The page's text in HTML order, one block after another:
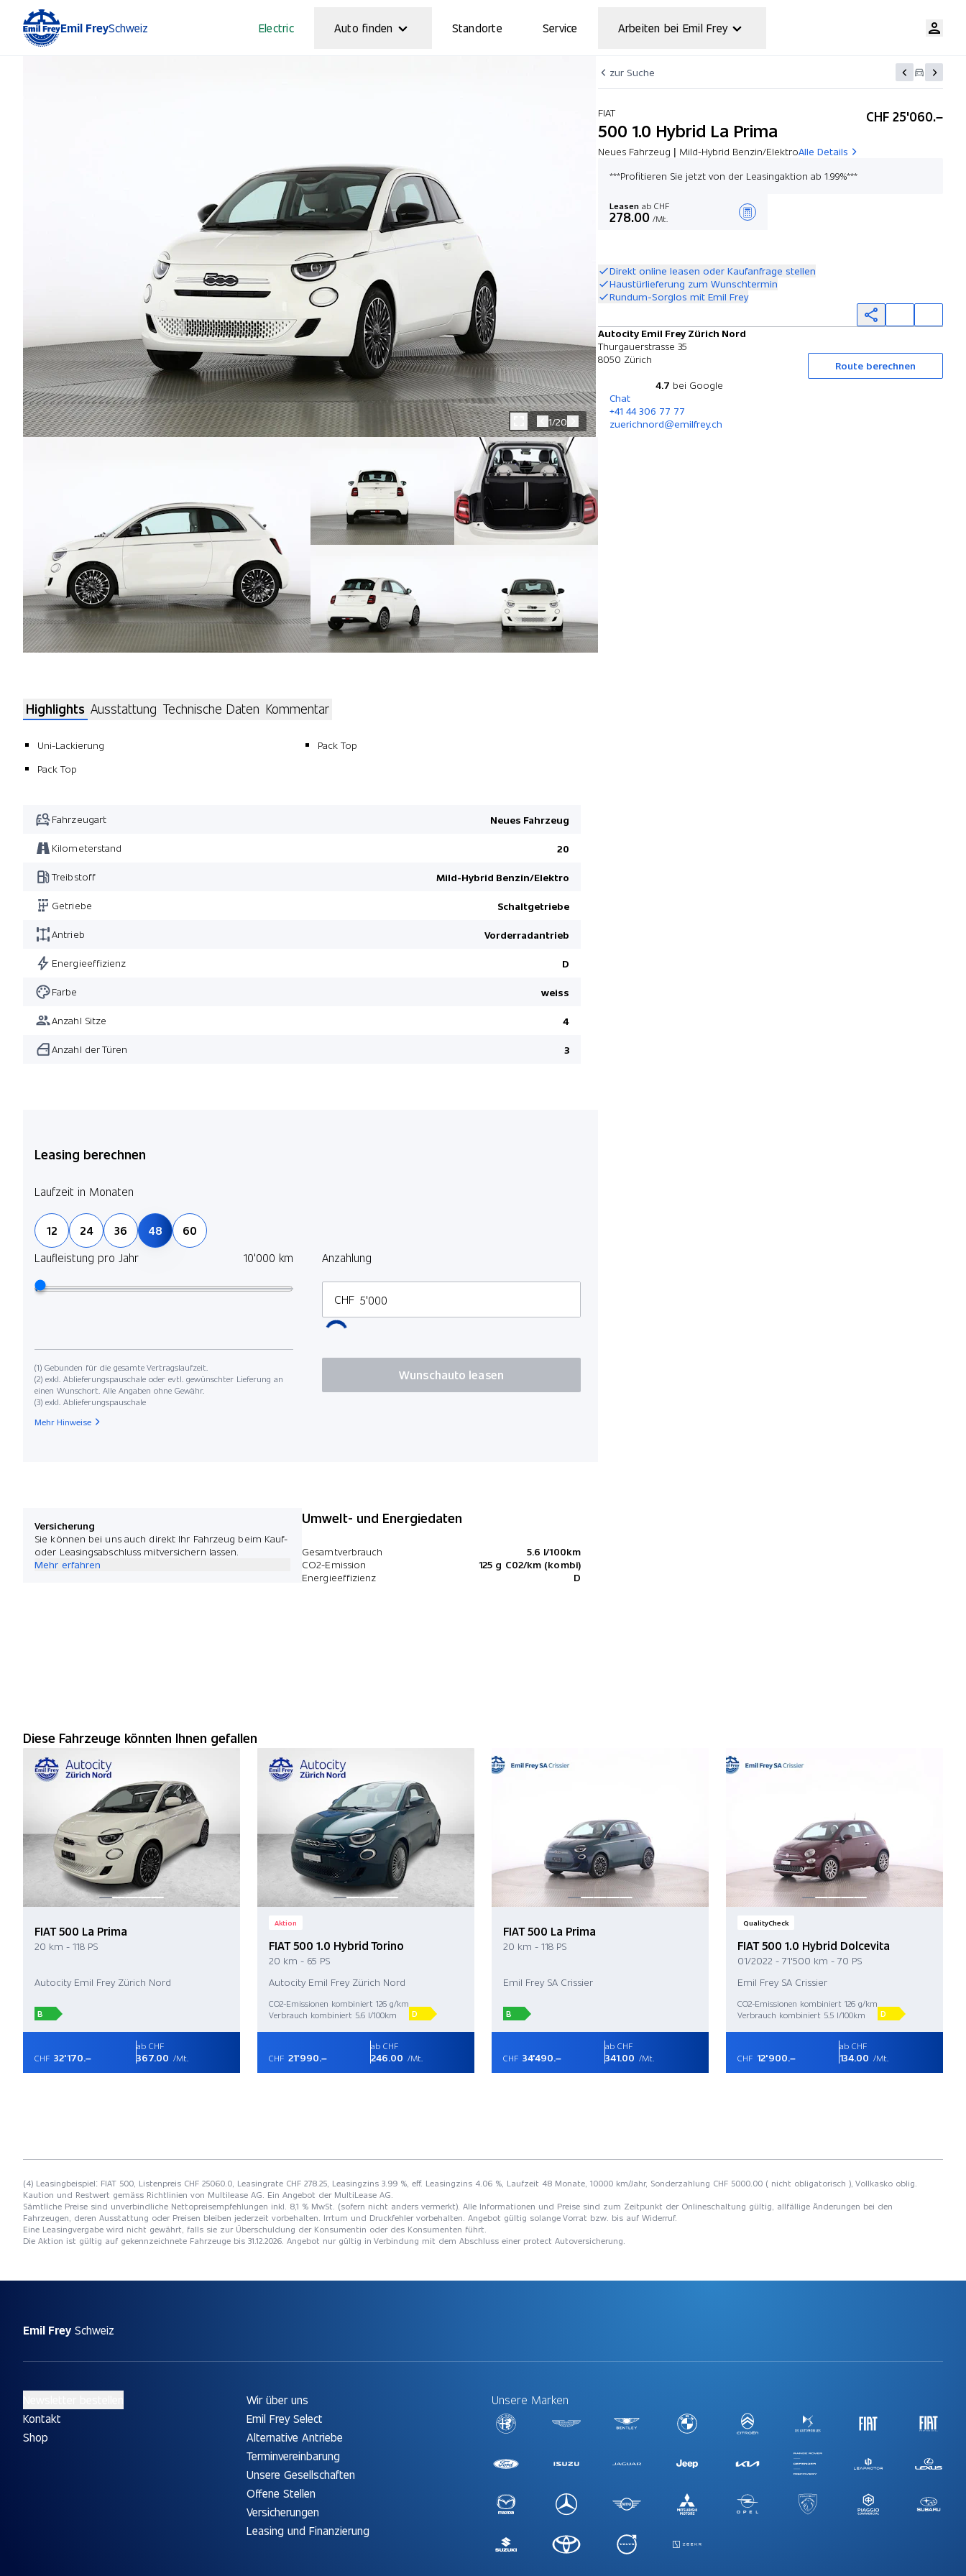
Emil FreySchweiz Electric Auto finden Standorte Service Arbeiten bei Emil Frey
zur Suche
FIAT
500 1.0 Hybrid La Prima
Neues Fahrzeug | Mild-Hybrid Benzin/ElektroAlle Details
CHF 25'060.–
***Profitieren Sie jetzt von der Leasingaktion ab 1.99%***
Leasen ab CHF
278.00 /Mt.
Direkt online leasen oder Kaufanfrage stellen
Haustürlieferung zum Wunschtermin
Rundum-Sorglos mit Emil Frey
Autocity Emil Frey Zürich Nord
Thurgauerstrasse 35
8050 Zürich
Route berechnen
4.7 bei Google
Chat
+41 44 306 77 77
zuerichnord@emilfrey.ch
1/20
Highlights Ausstattung Technische Daten Kommentar
Uni-Lackierung
Pack Top
Pack Top
Fahrzeugart Neues Fahrzeug
Kilometerstand 20
Treibstoff Mild-Hybrid Benzin/Elektro
Getriebe Schaltgetriebe
Antrieb Vorderradantrieb
Energieeffizienz D
Farbe weiss
Anzahl Sitze 4
Anzahl der Türen 3
Leasing berechnen
Laufzeit in Monaten
12 24 36 48
60
Laufleistung pro Jahr
10'000 km Anzahlung
CHF
(1) Gebunden für die gesamte Vertragslaufzeit.
(2) exkl. Ablieferungspauschale oder evtl. gewünschter Lieferung an
einen Wunschort. Alle Angaben ohne Gewähr.
(3) exkl. Ablieferungspauschale
Wunschauto leasen
Mehr Hinweise
Versicherung
Sie können bei uns auch direkt Ihr Fahrzeug beim Kauf-
oder Leasingsabschluss mitversichern lassen.
Mehr erfahren
Umwelt- und Energiedaten
Gesamtverbrauch
5.6 l/100km
CO2-Emission
125 g C02/km (kombi)
Energieeffizienz
D
Diese Fahrzeuge könnten Ihnen gefallen
FIAT 500 La Prima
20 km - 118 PS
Autocity Emil Frey Zürich Nord
B
CHF 32'170.–
ab CHF
367.00 /Mt.
Aktion
FIAT 500 1.0 Hybrid Torino
20 km - 65 PS
Autocity Emil Frey Zürich Nord
CO2-Emissionen kombiniert 126 g/km
Verbrauch kombiniert 5.6 l/100km
D
CHF 21'990.–
ab CHF
246.00 /Mt.
FIAT 500 La Prima
20 km - 118 PS
Emil Frey SA Crissier
B
CHF 34'490.–
ab CHF
341.00 /Mt.
QualityCheck
FIAT 500 1.0 Hybrid Dolcevita
01/2022 - 71'500 km - 70 PS
Emil Frey SA Crissier
CO2-Emissionen kombiniert 126 g/km
Verbrauch kombiniert 5.5 l/100km
D
CHF 12'900.–
ab CHF
134.00 /Mt.
(4) Leasingbeispiel: FIAT 500, Listenpreis CHF 25060.0, Leasingrate CHF 278.25, Leasingzins 3.99 %, eff. Leasingzins 4.06 %, Laufzeit 48 Monate, 10000 km/Jahr, Sonderzahlung CHF 5000.00 ( nicht obligatorisch ), Vollkasko oblig.
Kaution und Restwert gemäss Richtlinien von Multilease AG. Ein Angebot der MultiLease AG.
Sämtliche Preise sind unverbindliche Nettopreisempfehlungen inkl. 8,1 % MwSt. (sofern nicht anders vermerkt). Alle Informationen und Preise sind zum Zeitpunkt der Onlineschaltung gültig, allfällige Änderungen bei den
Fahrzeugen, deren Ausstattung oder Preisen bleiben jederzeit vorbehalten. Irrtum und Druckfehler vorbehalten. Angebot gültig solange Vorrat bzw. bis auf Widerruf.
Eine Leasingvergabe wird nicht gewährt, falls sie zur Überschuldung der Konsumentin oder des Konsumenten führt.
Die Aktion ist gültig auf gekennzeichnete Fahrzeuge bis 31.12.2026. Angebot nur gültig in Verbindung mit dem Abschluss einer protect Autoversicherung.
Emil Frey Schweiz
Kontakt
Shop
Wir über uns
Emil Frey Select
Alternative Antriebe
Terminvereinbarung
Unsere Gesellschaften
Offene Stellen
Versicherungen
Leasing und Finanzierung
Unsere Marken